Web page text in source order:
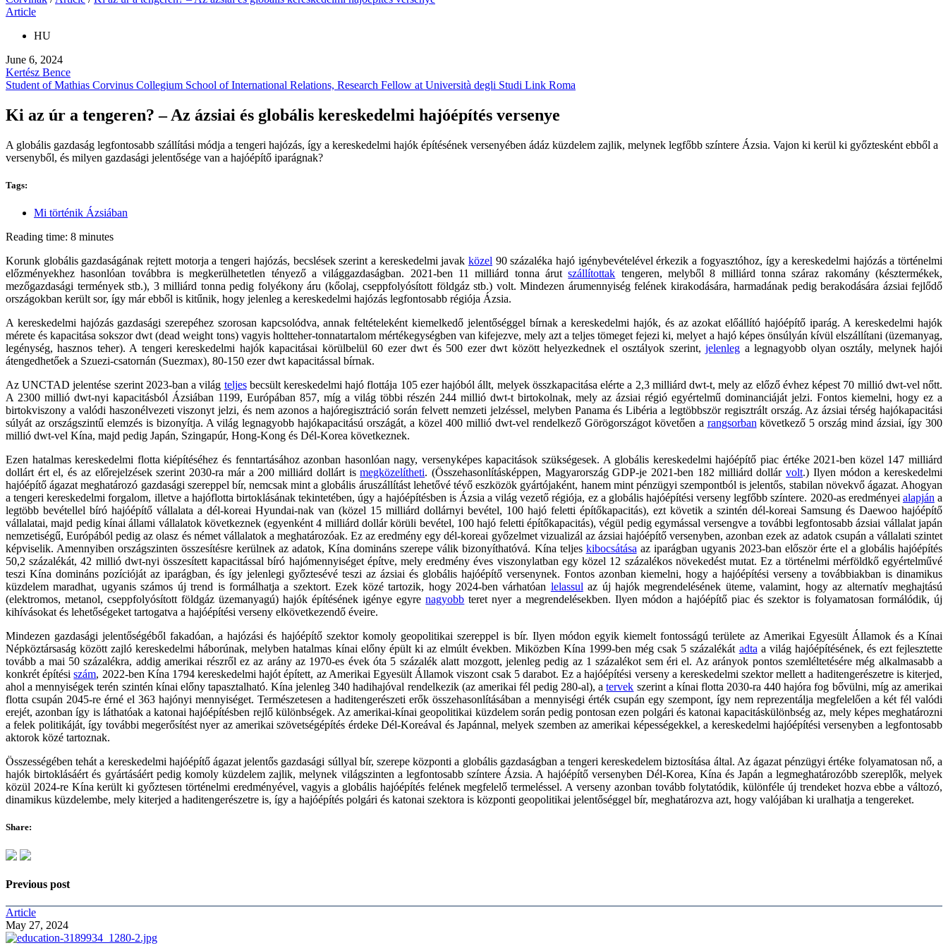
Article
HU
June 6, 2024
Kertész Bence
Student of Mathias Corvinus Collegium School of International Relations, Research Fellow at Università degli Studi Link Roma
Ki az úr a tengeren? – Az ázsiai és globális kereskedelmi hajóépítés versenye
A globális gazdaság legfontosabb szállítási módja a tengeri hajózás, így a kereskedelmi hajók építésének versenyében ádáz küzdelem zajlik, melynek legfőbb színtere Ázsia. Vajon ki kerül ki győztesként ebből a
versenyből, és milyen gazdasági jelentősége van a hajóépítő iparágnak?
Tags:
Mi történik Ázsiában
Reading time: 8 minutes
Korunk globális gazdaságának rejtett motorja a tengeri hajózás, becslések szerint a kereskedelmi javak közel 90 százaléka hajó igénybevételével érkezik a fogyasztóhoz, így a kereskedelmi hajózás a történelmi
előzményekhez hasonlóan továbbra is megkerülhetetlen tényező a világgazdaságban. 2021-ben 11 milliárd tonna árutszállítottak tengeren, melyből 8 milliárd tonna száraz rakomány (késztermékek,
mezőgazdasági termények stb.), 3 milliárd tonna pedig folyékony áru (kőolaj, cseppfolyósított földgáz stb.) volt. Mindezen árumennyiség felének kirakodására, harmadának pedig berakodására ázsiai fejlődő
országokban került sor, így már ebből is kitűnik, hogy jelenleg a kereskedelmi hajózás legfontosabb régiója Ázsia.
A kereskedelmi hajózás gazdasági szerepéhez szorosan kapcsolódva, annak feltételeként kiemelkedő jelentőséggel bírnak a kereskedelmi hajók, és az azokat előállító hajóépítő iparág. A kereskedelmi hajók
mérete és kapacitása sokszor dwt (dead weight tons) vagyis holtteher-tonnatartalom mértékegységben van kifejezve, mely azt a teljes tömeget fejezi ki, melyet a hajó képes önsúlyán kívül elszállítani (üzemanyag,
legénység, hasznos teher). A tengeri kereskedelmi hajók kapacitásai körülbelül 60 ezer dwt és 500 ezer dwt között helyezkednek el osztályok szerint,jelenleg a legnagyobb olyan osztály, melynek hajói
átengedhetőek a Szuezi-csatornán (Suezmax), 80-150 ezer dwt kapacitással bírnak.
Az UNCTAD jelentése szerint 2023-ban a világ teljesbecsült kereskedelmi hajó flottája 105 ezer hajóból állt, melyek összkapacitása elérte a 2,3 milliárd dwt-t, mely az előző évhez képest 70 millió dwt-vel nőtt.
A 2300 millió dwt-nyi kapacitásból Ázsiában 1199, Európában 857, míg a világ többi részén 244 millió dwt-t birtokolnak, mely az ázsiai régió egyértelmű dominanciáját jelzi. Fontos kiemelni, hogy ez a
birtokviszony a valódi haszonélvezeti viszonyt jelzi, és nem azonos a hajóregisztráció során felvett nemzeti jelzéssel, melyben Panama és Libéria a legtöbbször regisztrált ország. Az ázsiai térség hajókapacitási
súlyát az országszintű elemzés is bizonyítja. A világ legnagyobb hajókapacitású országát, a közel 400 millió dwt-vel rendelkező Görögországot követően a rangsorban következő 5 ország mind ázsiai, így 300
millió dwt-vel Kína, majd pedig Japán, Szingapúr, Hong-Kong és Dél-Korea következnek.
Ezen hatalmas kereskedelmi flotta kiépítéséhez és fenntartásához azonban hasonlóan nagy, versenyképes kapacitások szükségesek. A globális kereskedelmi hajóépítő piac értéke 2021-ben közel 147 milliárd
dollárt ért el, és az előrejelzések szerint 2030-ra már a 200 milliárd dollárt ismegközelítheti. (Összehasonlításképpen, Magyarország GDP-je 2021-ben 182 milliárd dollárvolt.) Ilyen módon a kereskedelmi
hajóépítő ágazat meghatározó gazdasági szereppel bír, nemcsak mint a globális áruszállítást lehetővé tévő eszközök gyártójaként, hanem mint pénzügyi szempontból is jelentős, stabilan növekvő ágazat. Ahogyan
a tengeri kereskedelmi forgalom, illetve a hajóflotta birtoklásának tekintetében, úgy a hajóépítésben is Ázsia a világ vezető régiója, ez a globális hajóépítési verseny legfőbb színtere. 2020-as eredményei alapján a
legtöbb bevétellel bíró hajóépítő vállalata a dél-koreai Hyundai-nak van (közel 15 milliárd dollárnyi bevétel, 100 hajó feletti építőkapacitás), ezt követik a szintén dél-koreai Samsung és Daewoo hajóépítő
vállalatai, majd pedig kínai állami vállalatok következnek (egyenként 4 milliárd dollár körüli bevétel, 100 hajó feletti építőkapacitás), végül pedig egymással versengve a további legfontosabb ázsiai vállalat japán
nemzetiségű, Európából pedig az olasz és német vállalatok a meghatározóak. Ez az eredmény egy dél-koreai győzelmet vizualizál az ázsiai hajóépítő versenyben, azonban ezek az adatok csupán a vállalati szintet
képviselik. Amennyiben országszinten összesítésre kerülnek az adatok, Kína domináns szerepe válik bizonyíthatóvá. Kína teljes kibocsátása az iparágban ugyanis 2023-ban először érte el a globális hajóépítés
50,2 százalékát, 42 millió dwt-nyi összesített kapacitással bíró hajómennyiséget építve, mely eredmény éves viszonylatban egy közel 12 százalékos növekedést mutat. Ez a történelmi mérföldkő egyértelművé
teszi Kína domináns pozícióját az iparágban, és így jelenlegi győztesévé teszi az ázsiai és globális hajóépítő versenynek. Fontos azonban kiemelni, hogy a hajóépítési verseny a továbbiakban is dinamikus
küzdelem maradhat, ugyanis számos új trend is formálhatja a szektort. Ezek közé tartozik, hogy 2024-ben várhatóan lelassul az új hajók megrendelésének üteme, valamint, hogy az alternatív meghajtású
(elektromos, metanol, cseppfolyósított földgáz üzemanyagú) hajók építésének igénye egyrenagyobb teret nyer a megrendelésekben. Ilyen módon a hajóépítő piac és szektor is folyamatosan formálódik, új
kihívásokat és lehetőségeket tartogatva a hajóépítési verseny elkövetkezendő éveire.
Mindezen gazdasági jelentőségéből fakadóan, a hajózási és hajóépítő szektor komoly geopolitikai szereppel is bír. Ilyen módon egyik kiemelt fontosságú területe az Amerikai Egyesült Államok és a Kínai
Népköztársaság között zajló kereskedelmi háborúnak, melyben hatalmas kínai előny épült ki az elmúlt években. Miközben Kína 1999-ben még csak 5 százalékát adta a világ hajóépítésének, és ezt fejlesztette
tovább a mai 50 százalékra, addig amerikai részről ez az arány az 1970-es évek óta 5 százalék alatt mozgott, jelenleg pedig az 1 százalékot sem éri el. Az arányok pontos szemléltetésére még alkalmasabb a
konkrét építésiszám, 2022-ben Kína 1794 kereskedelmi hajót épített, az Amerikai Egyesült Államok viszont csak 5 darabot. Ez a hajóépítési verseny a kereskedelmi szektor mellett a haditengerészetre is kiterjed,
ahol a mennyiségek terén szintén kínai előny tapasztalható. Kína jelenleg 340 hadihajóval rendelkezik (az amerikai fél pedig 280-al), atervek szerint a kínai flotta 2030-ra 440 hajóra fog bővülni, míg az amerikai
flotta csupán 2045-re érné el 363 hajónyi mennyiséget. Természetesen a haditengerészeti erők összehasonlításában a mennyiségi érték csupán egy szempont, így nem reprezentálja megfelelően a két fél valódi
erejét, azonban így is láthatóak a katonai hajóépítésben rejlő különbségek. Az amerikai-kínai geopolitikai küzdelem során pedig pontosan ezen polgári és katonai kapacitáskülönbség az, mely képes meghatározni
a felek politikáját, így további megerősítést nyer az amerikai szövetségépítés érdeke Dél-Koreával és Japánnal, melyek szemben az amerikai képességekkel, a kereskedelmi hajóépítési versenyben a legfontosabb
aktorok közé tartoznak.
Összességében tehát a kereskedelmi hajóépítő ágazat jelentős gazdasági súllyal bír, szerepe központi a globális gazdaságban a tengeri kereskedelem biztosítása által. Az ágazat pénzügyi értéke folyamatosan nő, a
hajók birtoklásáért és gyártásáért pedig komoly küzdelem zajlik, melynek világszinten a legfontosabb színtere Ázsia. A hajóépítő versenyben Dél-Korea, Kína és Japán a legmeghatározóbb szereplők, melyek
közül 2024-re Kína került ki győztesen történelmi eredményével, vagyis a globális hajóépítés felének megfelelő termeléssel. A verseny azonban tovább folytatódik, különféle új trendeket hozva ebbe a változó,
dinamikus küzdelembe, mely kiterjed a haditengerészetre is, így a hajóépítés polgári és katonai szektora is központi geopolitikai jelentőséggel bír, meghatározva azt, hogy valójában ki uralhatja a tengereket.
Share:
Previous post
Article
May 27, 2024